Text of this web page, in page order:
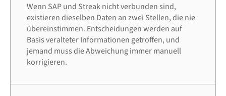
Wenn SAP und Streak nicht verbunden sind,
existieren dieselben Daten an zwei Stellen, die nie
übereinstimmen. Entscheidungen werden auf
Basis veralteter Informationen getroffen, und
jemand muss die Abweichung immer manuell
korrigieren.